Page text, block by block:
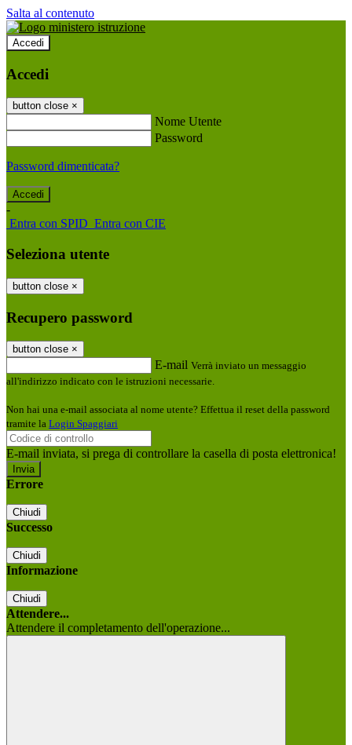
Salta al contenuto
Accedi
Accedi
button close ×
Nome Utente
Password
Password dimenticata?
-
Entra con SPID Entra con CIE
Seleziona utente
button close ×
Recupero password
button close ×
E-mail Verrà inviato un messaggio
all'indirizzo indicato con le istruzioni necessarie.
Non hai una e-mail associata al nome utente? Effettua il reset della password
tramite la Login Spaggiari
E-mail inviata, si prega di controllare la casella di posta elettronica!
Errore
Chiudi
Successo
Chiudi
Informazione
Chiudi
Attendere...
Attendere il completamento dell'operazione...